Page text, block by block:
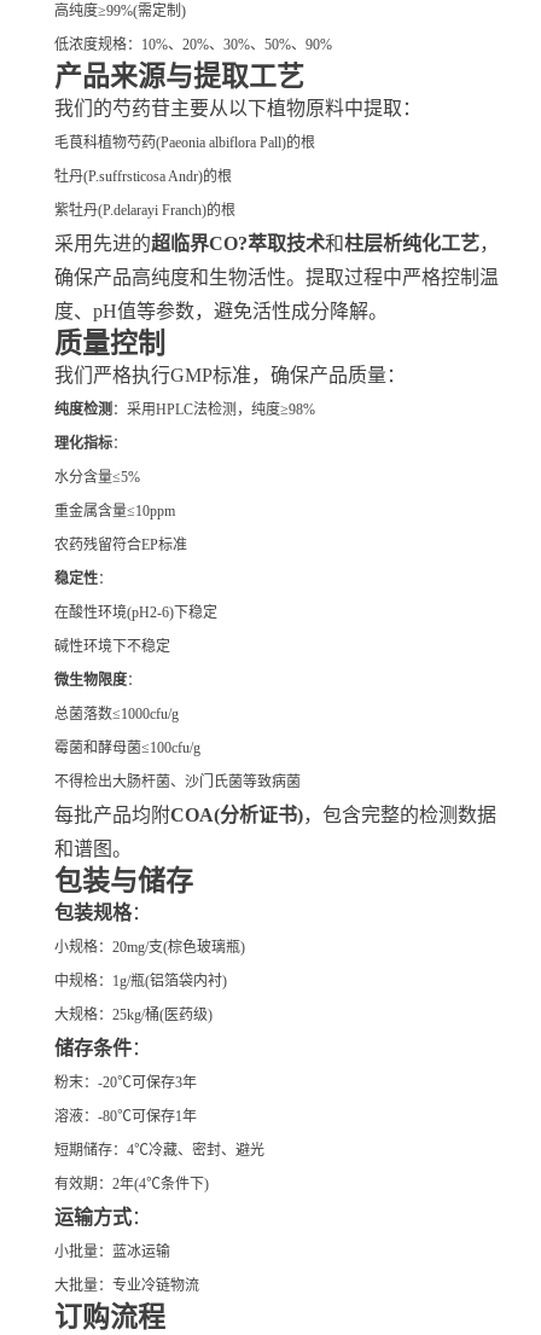
高纯度≥99%(需定制)
低浓度规格：10%、20%、30%、50%、90%
产品来源与提取工艺
我们的芍药苷主要从以下植物原料中提取：
毛茛科植物芍药(Paeonia albiflora Pall)的根
牡丹(P.suffrsticosa Andr)的根
紫牡丹(P.delarayi Franch)的根
采用先进的超临界CO?萃取技术和柱层析纯化工艺，
确保产品高纯度和生物活性。提取过程中严格控制温
度、pH值等参数，避免活性成分降解。
质量控制
我们严格执行GMP标准，确保产品质量：
纯度检测 ：采用HPLC法检测，纯度≥98%
理化指标：
水分含量≤5%
重金属含量≤10ppm
农药残留符合EP标准
稳定性：
在酸性环境(pH2-6)下稳定
碱性环境下不稳定
微生物限度：
总菌落数≤1000cfu/g
霉菌和酵母菌≤100cfu/g
不得检出大肠杆菌、沙门氏菌等致病菌
每批产品均附COA(分析证书)，包含完整的检测数据
和谱图。
包装与储存
包装规格：
小规格：20mg/支(棕色玻璃瓶)
中规格：1g/瓶(铝箔袋内衬)
大规格：25kg/桶(医药级)
储存条件：
粉末：-20℃可保存3年
溶液：-80℃可保存1年
短期储存：4℃冷藏、密封、避光
有效期：2年(4℃条件下)
运输方式：
小批量：蓝冰运输
大批量：专业冷链物流
订购流程